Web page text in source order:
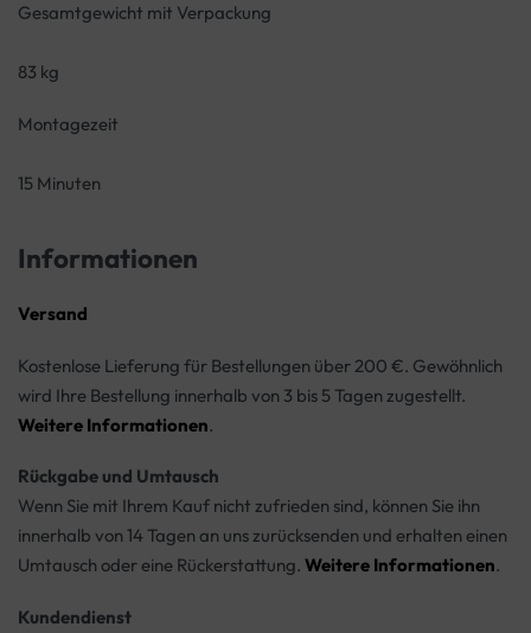
Gesamtgewicht mit Verpackung
83 kg
Montagezeit
15 Minuten
Informationen
Versand
Kostenlose Lieferung für Bestellungen über 200 €. Gewöhnlich
wird Ihre Bestellung innerhalb von 3 bis 5 Tagen zugestellt.
Weitere Informationen.
Rückgabe und Umtausch
Wenn Sie mit Ihrem Kauf nicht zufrieden sind, können Sie ihn
innerhalb von 14 Tagen an uns zurücksenden und erhalten einen
Umtausch oder eine Rückerstattung. Weitere Informationen.
Kundendienst